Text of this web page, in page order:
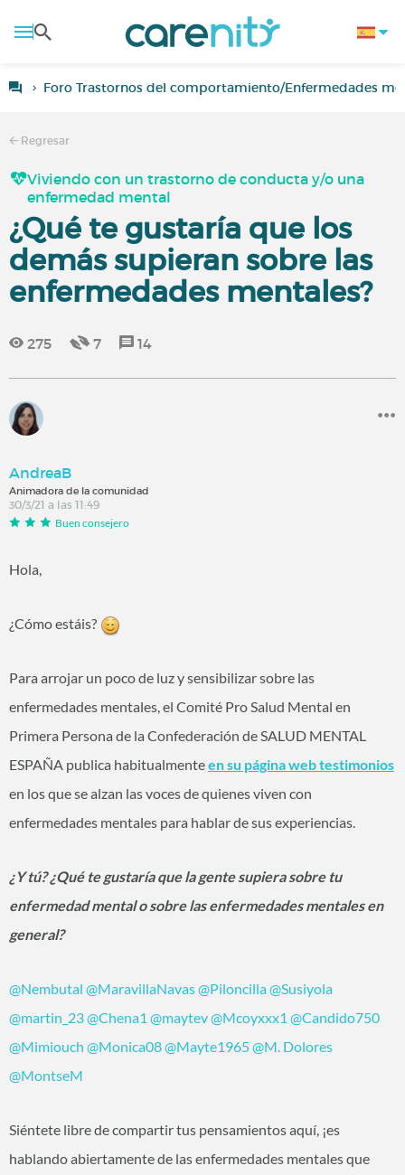
Foro Trastornos del comportamiento/Enfermedades
Regresar
Viviendo con un trastorno de conducta y/o una
enfermedad mental
¿Qué te gustaría que los
demás supieran sobre las
enfermedades mentales?
275 7 14
AndreaB
Animadora de la comunidad
30/3/21 a las 11:49
Buen consejero
Hola,
¿Cómo estáis?
Para arrojar un poco de luz y sensibilizar sobre las
enfermedades mentales, el Comité Pro Salud Mental en
Primera Persona de la Confederación de SALUD MENTAL
ESPAÑA publica habitualmenteen su página web testimonios
en los que se alzan las voces de quienes viven con
enfermedades mentales para hablar de sus experiencias.
¿Y tú? ¿Qué te gustaría que la gente supiera sobre tu
enfermedad mental o sobre las enfermedades mentales en
general?
@Nembutal @MaravillaNavas@Piloncilla@Susiyola
@martin_23@Chena1 @maytev@Mcoyxxx1 @Candido750
@Mimiouch @Monica08@Mayte1965@M. Dolores
@MontseM
Siéntete libre de compartir tus pensamientos aquí, ¡es
hablando abiertamente de las enfermedades mentales que